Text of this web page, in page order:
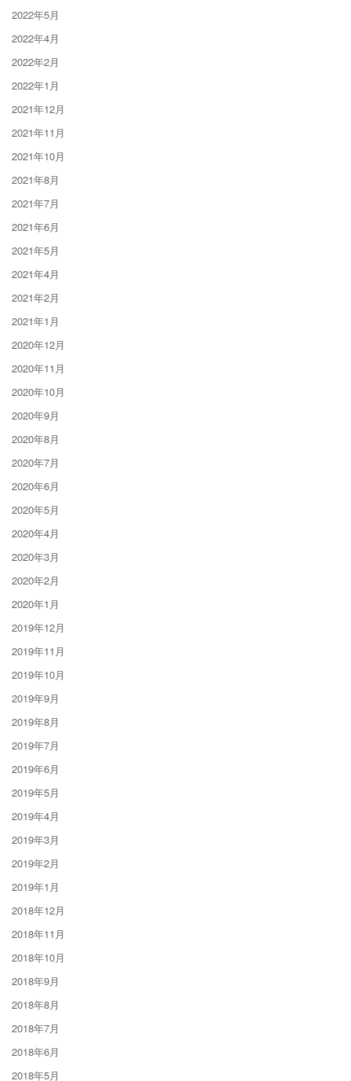
2022年5月
2022年4月
2022年2月
2022年1月
2021年12月
2021年11月
2021年10月
2021年8月
2021年7月
2021年6月
2021年5月
2021年4月
2021年2月
2021年1月
2020年12月
2020年11月
2020年10月
2020年9月
2020年8月
2020年7月
2020年6月
2020年5月
2020年4月
2020年3月
2020年2月
2020年1月
2019年12月
2019年11月
2019年10月
2019年9月
2019年8月
2019年7月
2019年6月
2019年5月
2019年4月
2019年3月
2019年2月
2019年1月
2018年12月
2018年11月
2018年10月
2018年9月
2018年8月
2018年7月
2018年6月
2018年5月